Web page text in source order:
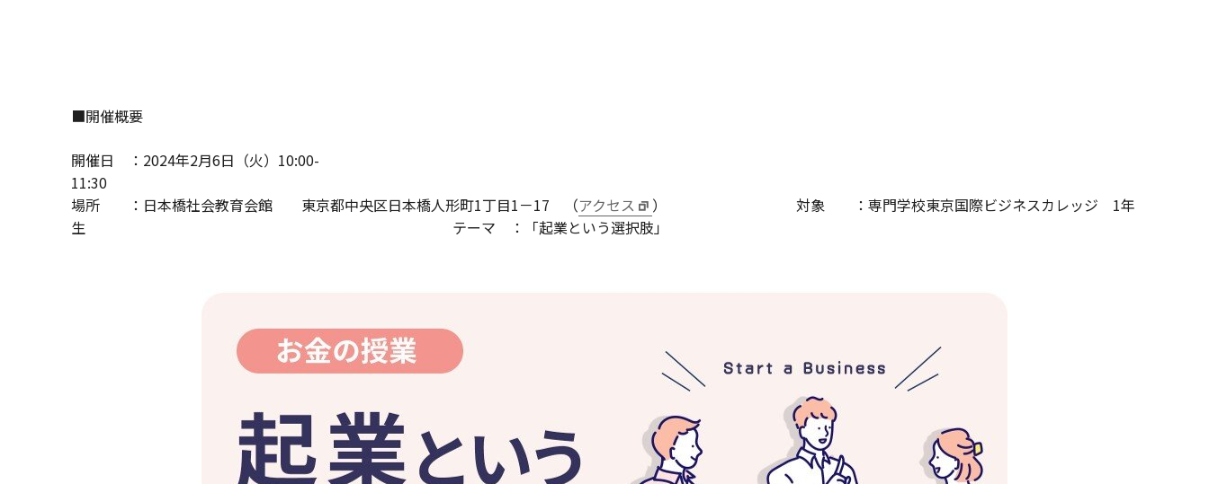
■開催概要
開催日 ： 2024年2月6日（火）10:00-
11:30
場所 ：日本橋社会教育会館 東京都中央区日本橋人形町1丁目1－17 （アクセス ） 対象 ：専門学校東京国際ビジネスカレッジ 1年
生 テーマ ：「起業という選択肢」